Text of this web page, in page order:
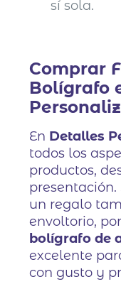
sí sola.
Comprar
Bolígrafo
En Detalles
todos los
productos,
un regalo
envoltorio,
bolígrafo de
excelente
con gusto y